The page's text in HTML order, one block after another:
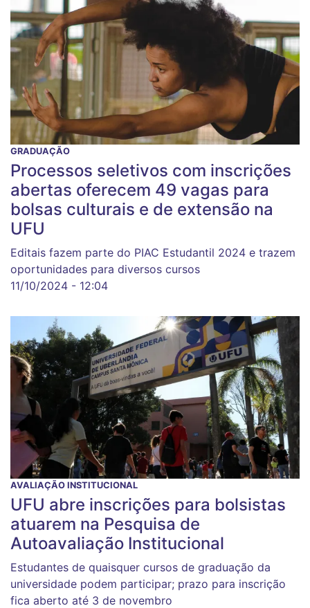
GRADUAÇÃO
Processos seletivos com inscrições
abertas oferecem 49 vagas para
bolsas culturais e de extensão na
UFU
Editais fazem parte do PIAC Estudantil 2024 e trazem
oportunidades para diversos cursos
11/10/2024 - 12:04
AVALIAÇÃO INSTITUCIONAL
UFU abre inscrições para bolsistas
atuarem na Pesquisa de
Autoavaliação Institucional
Estudantes de quaisquer cursos de graduação da
universidade podem participar; prazo para inscrição
fica aberto até 3 de novembro